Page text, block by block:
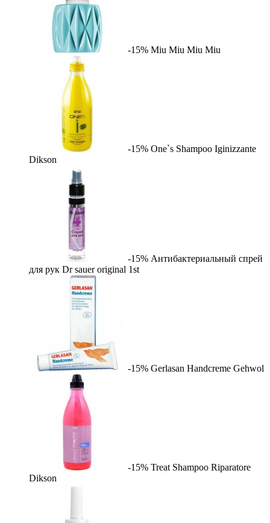
-15% Miu Miu Miu Miu
-15% One`s Shampoo Iginizzante
Dikson
-15% Антибактериальный спрей
для рук Dr sauer original 1st
-15% Gerlasan Handcreme Gehwol
-15% Treat Shampoo Riparatore
Dikson